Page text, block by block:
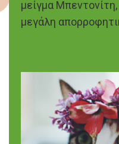
μείγμα
μεγάλη